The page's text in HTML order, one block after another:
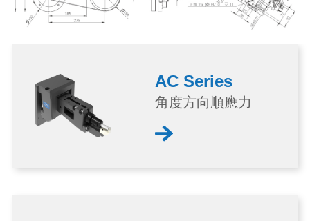
AC Series
角度方向順應力